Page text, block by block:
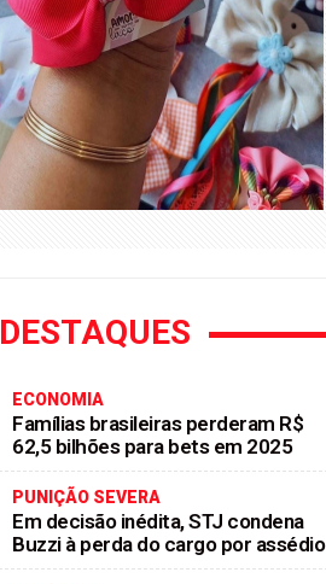
DESTAQUES
ECONOMIA
Famílias brasileiras perderam R$
62,5 bilhões para bets em 2025
PUNIÇÃO SEVERA
Em decisão inédita, STJ condena
Buzzi à perda do cargo por assédio